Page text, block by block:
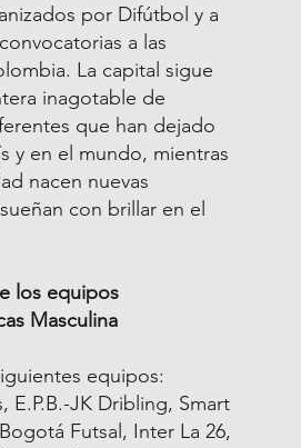
por Difútbol y a
a las
La capital sigue
inagotable de
que han dejado
y en el mundo, mientras
nacen nuevas
con brillar en el
los equipos
Masculina
equipos:
E.P.B.-JK Dribling, Smart
Futsal, Inter La 26,